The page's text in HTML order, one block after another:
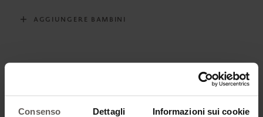
Consenso Dettagli Informazioni sui cookie
AGGIUNGERE BAMBINI
RISTORAZIONE*